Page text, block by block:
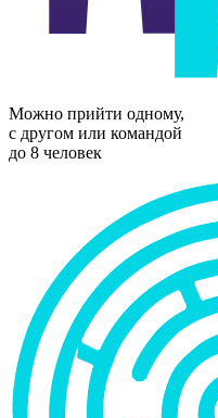
Можно прийти одному,
с другом или командой
до 8 человек